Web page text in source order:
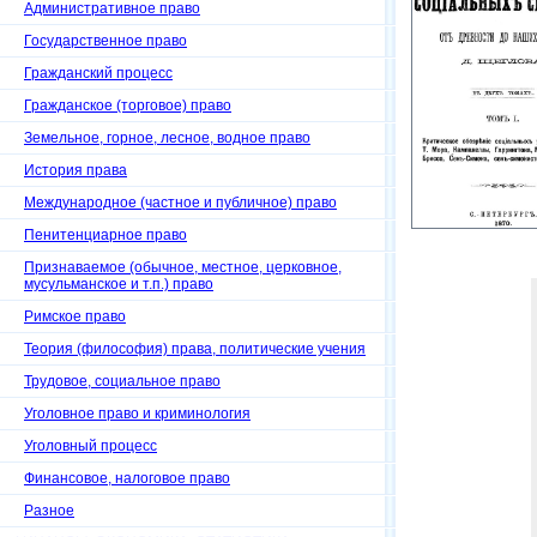
Административное право
Государственное право
Гражданский процесс
Гражданское (торговое) право
Земельное, горное, лесное, водное право
История права
Международное (частное и публичное) право
Пенитенциарное право
Признаваемое (обычное, местное, церковное,
мусульманское и т.п.) право
Римское право
Теория (философия) права, политические учения
Трудовое, социальное право
Уголовное право и криминология
Уголовный процесс
Финансовое, налоговое право
Разное